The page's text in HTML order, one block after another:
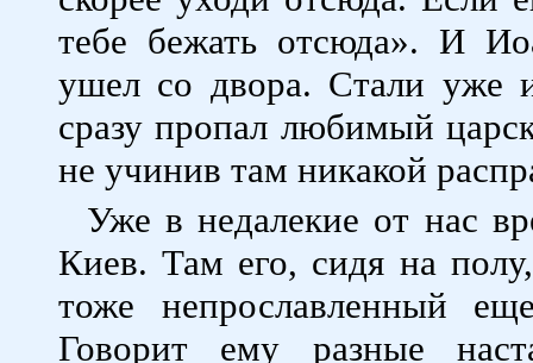
тебе бежать отсюда». И
ушел со двора. Стали уже
сразу пропал любимый
не учинив там никакой
Уже в недалекие от нас
Киев. Там его, сидя на
тоже непрославленный
Говорит ему разные